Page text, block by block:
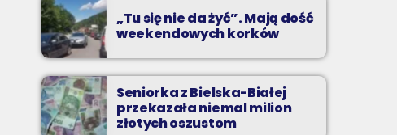
„Tu się nie da żyć”. Mają dość
weekendowych korków
Seniorka z Bielska-Białej
przekazała niemal milion
złotych oszustom